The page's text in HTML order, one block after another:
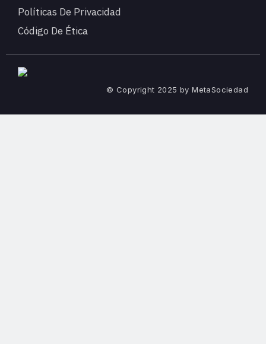
Políticas De Privacidad
Código De Ética
© Copyright 2025 by MetaSociedad